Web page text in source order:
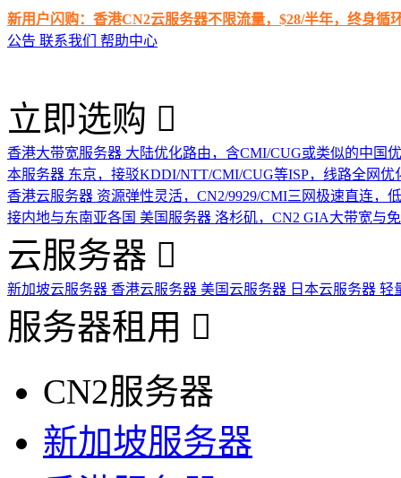
新用户闪购：香港CN2云服务器不限流量，$28/半年，终身循
公告 联系我们 帮助中心
立即选购
香港大带宽服务器 大陆优化路由，含CMI/CUG或类似的中国
本服务器 东京，接驳KDDI/NTT/CMI/CUG等ISP，线路全网优
香港云服务器 资源弹性灵活，CN2/9929/CMI三网极速直连，
接内地与东南亚各国 美国服务器 洛杉矶，CN2 GIA大带宽与
云服务器
新加坡云服务器 香港云服务器 美国云服务器 日本云服务器 轻
服务器租用
CN2服务器
新加坡服务器